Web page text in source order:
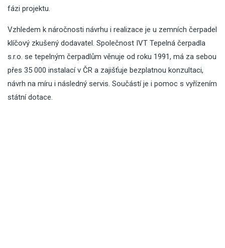
fázi projektu.
Vzhledem k náročnosti návrhu i realizace je u zemních čerpadel
klíčový zkušený dodavatel. Společnost IVT Tepelná čerpadla
s.r.o. se tepelným čerpadlům věnuje od roku 1991, má za sebou
přes 35 000 instalací v ČR a zajišťuje bezplatnou konzultaci,
návrh na míru i následný servis. Součástí je i pomoc s vyřízením
státní dotace.